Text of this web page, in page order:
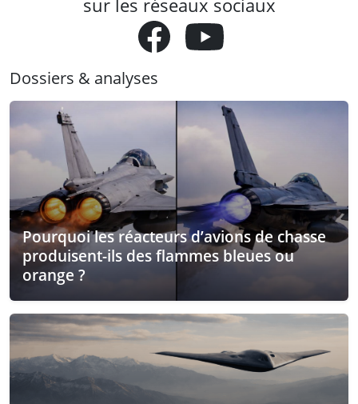
sur les réseaux sociaux
Dossiers & analyses
Pourquoi les réacteurs d’avions de chasse
produisent-ils des flammes bleues ou
orange ?